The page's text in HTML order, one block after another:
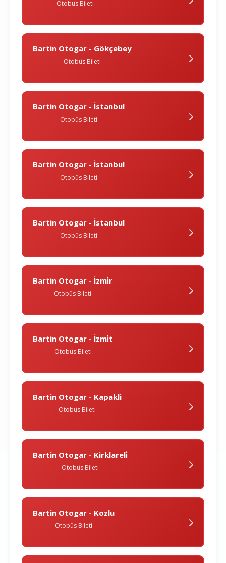
Otobüs Bileti
Bartin Otogar - Gökçebey
Otobüs Bileti
Bartin Otogar - İstanbul
Otobüs Bileti
Bartin Otogar - İstanbul
Otobüs Bileti
Bartin Otogar - İstanbul
Otobüs Bileti
Bartin Otogar - İzmi̇r
Otobüs Bileti
Bartin Otogar - İzmi̇t
Otobüs Bileti
Bartin Otogar - Kapakli
Otobüs Bileti
Bartin Otogar - Kirklareli̇
Otobüs Bileti
Bartin Otogar - Kozlu
Otobüs Bileti